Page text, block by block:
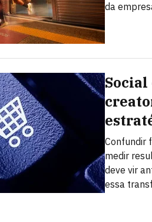
da
Confundir
medir
deve vir
essa